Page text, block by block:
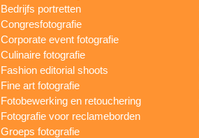
Bedrijfs portretten
Congresfotografie
Corporate event fotografie
Culinaire fotografie
Fashion editorial shoots
Fine art fotografie
Fotobewerking en retouchering
Fotografie voor reclameborden
Groeps fotografie